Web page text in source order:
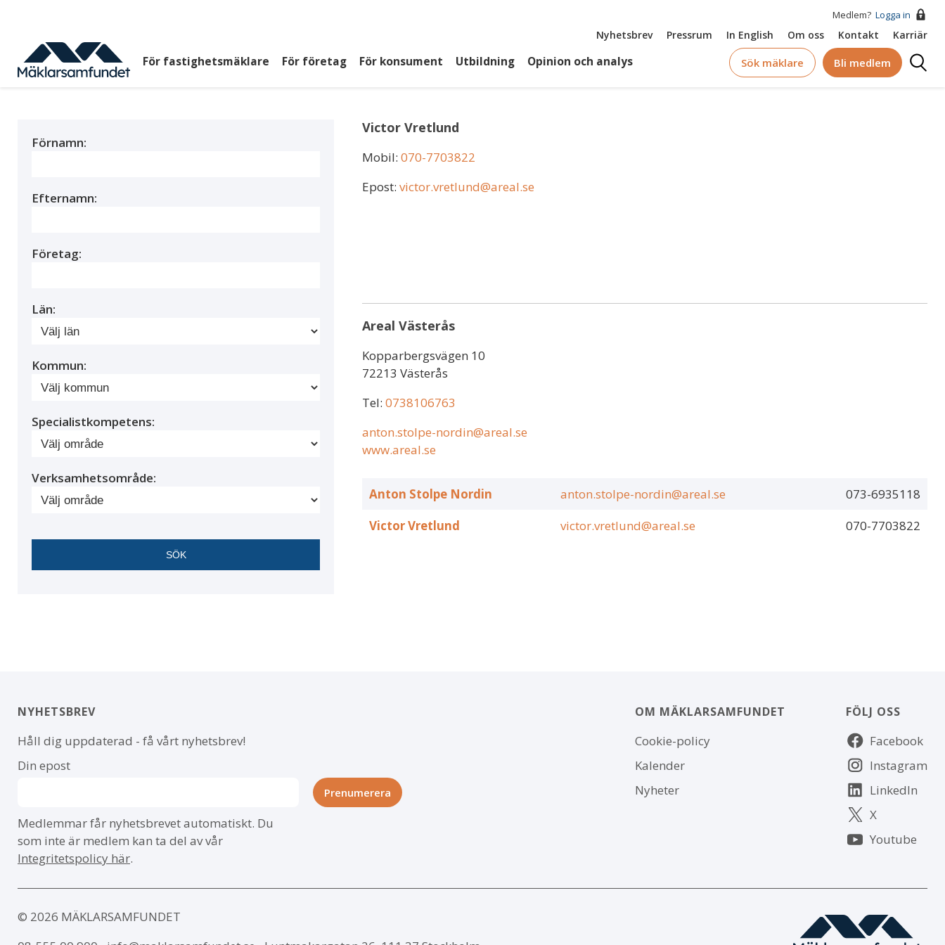
huvudinnehåll
Medlem? Logga in
Top
Nyhetsbrev Pressrum In English Om oss Kontakt Karriär
Huvudmeny
För fastighetsmäklare För företag För konsument Utbildning Opinion och analys Sök mäklare Bli medlem
Logga
Victor Vretlund
Mobil: 070-7703822
Epost: victor.vretlund@areal.se
Areal Västerås
Kopparbergsvägen 10
72213 Västerås
Tel: 0738106763
anton.stolpe-nordin@areal.se
www.areal.se
Anton Stolpe Nordin anton.stolpe-nordin@areal.se
073-6935118
Victor Vretlund
victor.vretlund@areal.se 070-7703822
Förnamn:
Efternamn:
Företag:
Län:
Kommun:
Specialistkompetens:
Verksamhetsområde:
NYHETSBREV
Håll dig uppdaterad - få vårt nyhetsbrev!
Din epost
Medlemmar får nyhetsbrevet automatiskt. Du
som inte är medlem kan ta del av vår
Integritetspolicy här.
OM MÄKLARSAMFUNDET
Om
Cookie-policy
Kalender
Nyheter
FÖLJ OSS
Följ
oss
Facebook
Instagram
LinkedIn
X
Youtube
© 2026 MÄKLARSAMFUNDET